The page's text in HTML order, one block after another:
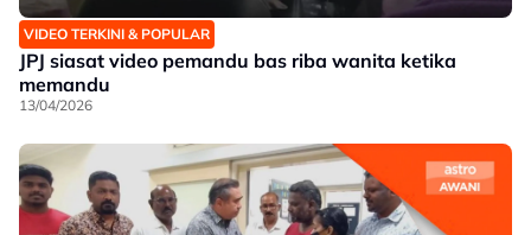
VIDEO TERKINI & POPULAR
JPJ siasat video pemandu bas riba wanita ketika
memandu
13/04/2026